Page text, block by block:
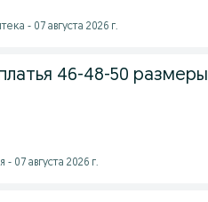
- 07 августа 2026 г.
46-48-50 размеры
- 07 августа 2026 г.